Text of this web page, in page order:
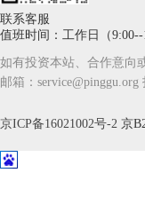
联系客服
值班时间：工作日（9:00--
如有投资本站、合作意向
邮箱：service@pinggu.org
京ICP备16021002号-2 京